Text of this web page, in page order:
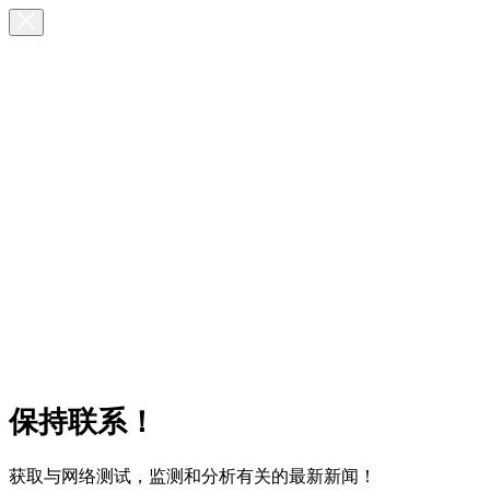
保持联系！
获取与网络测试，监测和分析有关的最新新闻！